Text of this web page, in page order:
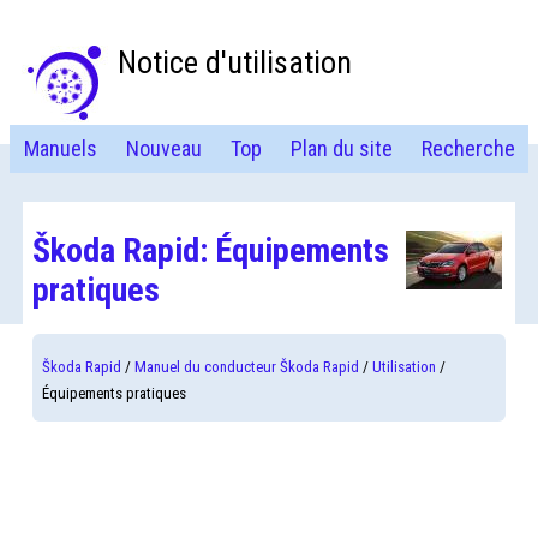
Notice d'utilisation
Manuels Nouveau Top Plan du site Recherche
Škoda Rapid: Équipements
pratiques
Škoda Rapid /Manuel du conducteur Škoda Rapid /Utilisation /
Équipements pratiques